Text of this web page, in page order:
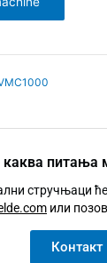
каква питања
стручњаци
или
Контакт